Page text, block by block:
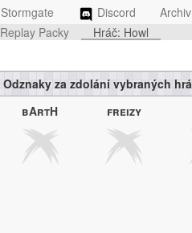
Stormgate Discord Archiv
Replay Packy Hráč: Howl
Odznaky za zdolání vybraných
bArtH
freizy